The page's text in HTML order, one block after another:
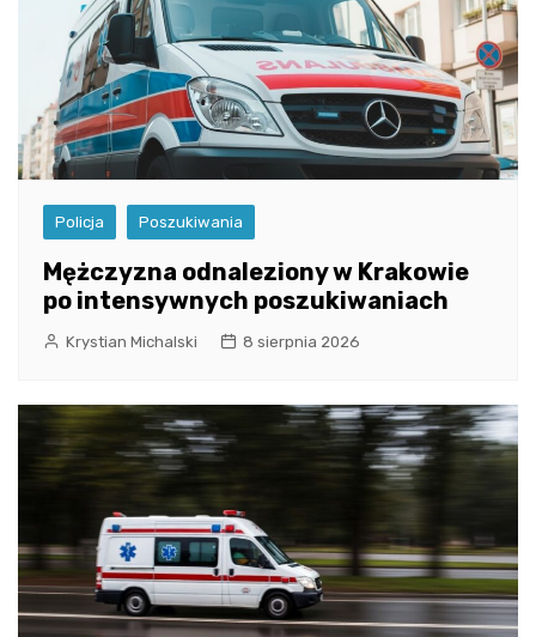
Policja Poszukiwania
Mężczyzna odnaleziony w Krakowie
po intensywnych poszukiwaniach
Krystian Michalski 8 sierpnia 2026